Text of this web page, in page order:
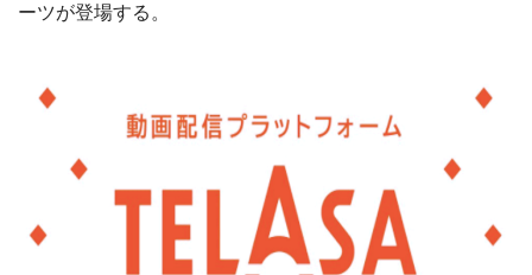
ーツが登場する。